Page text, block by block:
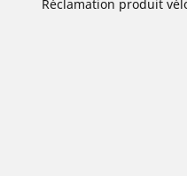
Réclamation produit